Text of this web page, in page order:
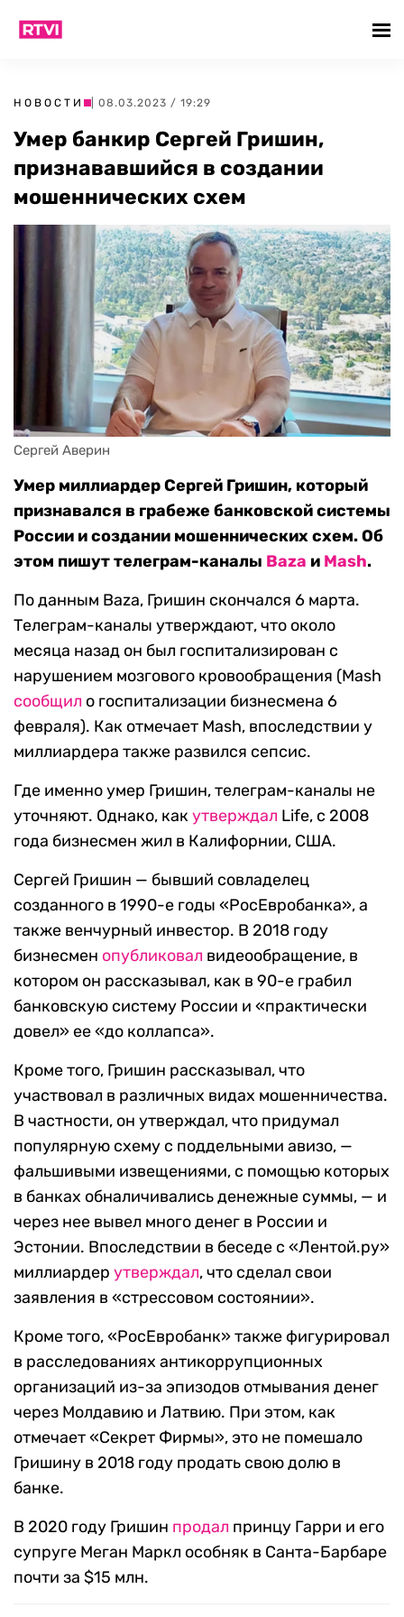
НОВОСТИ | 08.03.2023 / 19:29
Умер банкир Сергей Гришин,
признававшийся в создании
мошеннических схем
Сергей Аверин
Умер миллиардер Сергей Гришин, который
признавался в грабеже банковской системы
России и создании мошеннических схем.Об
этом пишут телеграм-каналы Baza и Mash.
По данным Baza, Гришин скончался 6 марта.
Телеграм-каналы утверждают, что около
месяца назад он был госпитализирован с
нарушением мозгового кровообращения (Mash
сообщил о госпитализации бизнесмена 6
февраля). Как отмечает Mash, впоследствии у
миллиардера также развился сепсис.
Где именно умер Гришин, телеграм-каналы не
уточняют. Однако, какутверждал Life, с 2008
года бизнесмен жил в Калифорнии, США.
Сергей Гришин — бывший совладелец
созданного в 1990-е годы «РосЕвробанка», а
также венчурный инвестор. В 2018 году
бизнесмен опубликовал видеообращение, в
котором он рассказывал, как в 90-е грабил
банковскую систему России и «практически
довел» ее «до коллапса».
Кроме того, Гришин рассказывал, что
участвовал в различных видах мошенничества.
В частности, он утверждал, что придумал
популярную схему с поддельными авизо, —
фальшивыми извещениями, с помощью которых
в банках обналичивались денежные суммы, — и
через нее вывел много денег в России и
Эстонии. Впоследствии в беседе с «Лентой.ру»
миллиардер утверждал, что сделал свои
заявления в «стрессовом состоянии».
Кроме того, «РосЕвробанк» также фигурировал
в расследованиях антикоррупционных
организаций из-за эпизодов отмывания денег
через Молдавию и Латвию. При этом, как
отмечает «Секрет Фирмы», это не помешало
Гришину в 2018 году продать свою долю в
банке.
В 2020 году Гришин продал принцу Гарри и его
супруге Меган Маркл особняк в Санта-Барбаре
почти за $15 млн.